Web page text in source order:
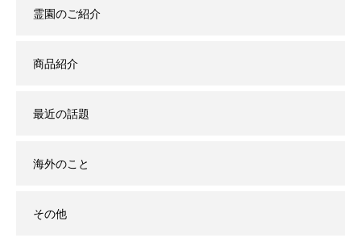
霊園のご紹介
商品紹介
最近の話題
海外のこと
その他